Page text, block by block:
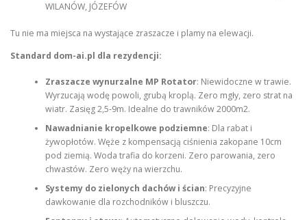
WILANÓW, JÓZEFÓW
Tu nie ma miejsca na wystające zraszacze i plamy na elewacji.
Standard dom-ai.pl dla rezydencji:
Zraszacze wynurzalne MP Rotator: Niewidoczne w trawie.
Wyrzucają wodę powoli, grubą kroplą. Zero mgły, zero strat na
wiatr. Zasięg 2,5-9m. Idealne do trawników 2000m2.
Nawadnianie kropelkowe podziemne: Dla rabat i
żywopłotów. Węże z kompensacją ciśnienia zakopane 10cm
pod ziemią. Woda trafia do korzeni. Zero parowania, zero
chwastów. Zero węży na wierzchu.
Systemy do zielonych dachów i ścian: Precyzyjne
dawkowanie dla rozchodników i bluszczu.